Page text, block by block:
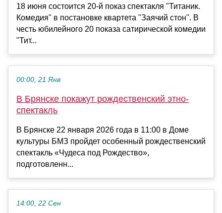
18 июня состоится 20-й показ спектакля "Титаник.
Комедия" в постановке квартета "Заячий стон". В
честь юбилейного 20 показа сатирической комедии
"Тит...
00:00, 21 Янв
В Брянске покажут рождественский этно-
спектакль
В Брянске 22 января 2026 года в 11:00 в Доме
культуры БМЗ пройдет особенный рождественский
спектакль «Чудеса под Рождество»,
подготовленн...
14:00, 22 Сен